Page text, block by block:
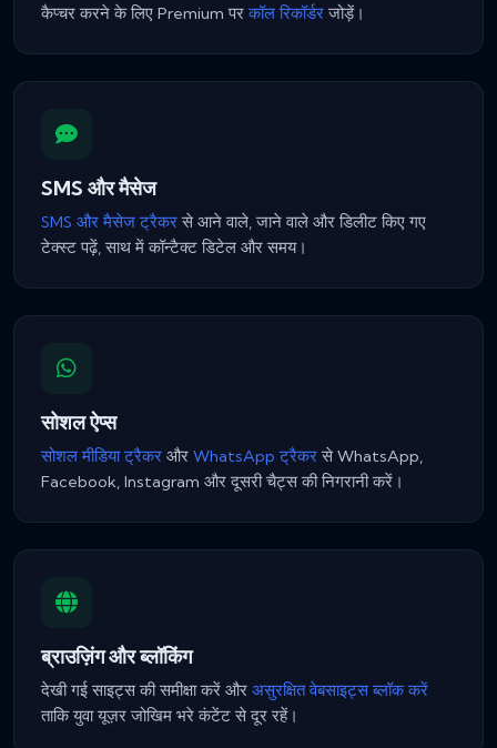
कैप्चर करने के लिए Premium परकॉल रिकॉर्डरजोड़ें।
SMS और मैसेज
SMS और मैसेज ट्रैकरसे आने वाले, जाने वाले और डिलीट किए गए
टेक्स्ट पढ़ें, साथ में कॉन्टैक्ट डिटेल और समय।
सोशल ऐप्स
सोशल मीडिया ट्रैकर और WhatsApp ट्रैकरसे WhatsApp,
Facebook, Instagram और दूसरी चैट्स की निगरानी करें।
ब्राउज़िंग और ब्लॉकिंग
देखी गई साइट्स की समीक्षा करें और असुरक्षित वेबसाइट्स ब्लॉक करें
ताकि युवा यूज़र जोखिम भरे कंटेंट से दूर रहें।